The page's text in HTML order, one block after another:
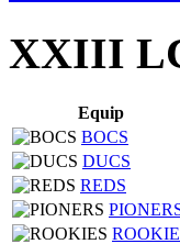
XXIII
Equip
BOCS
DUCS
REDS